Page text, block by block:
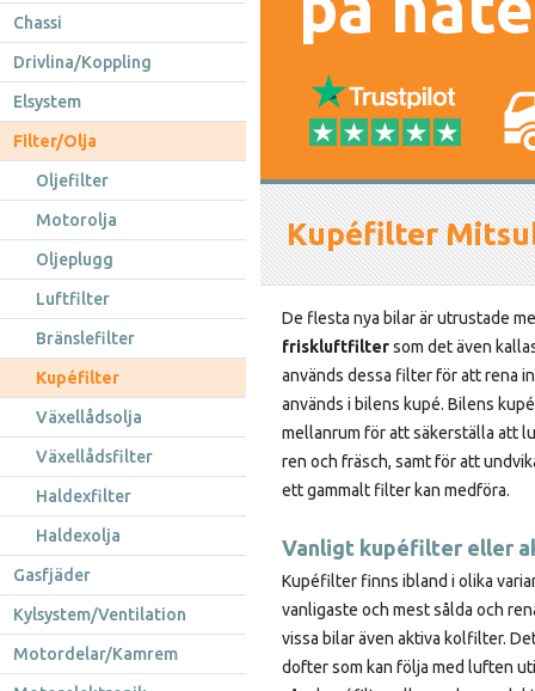
Chassi
Drivlina/Koppling
Elsystem
Filter/Olja
Oljefilter
Motorolja
Oljeplugg
Luftfilter
Bränslefilter
Kupéfilter
Växellådsolja
Växellådsfilter
Haldexfilter
Haldexolja
Gasfjäder
Kylsystem/Ventilation
Motordelar/Kamrem
Kupéfilter
De flesta nya bilar är utrustade
friskluftfiltersom det även
används dessa filter för att rena
används i bilens kupé. Bilens
mellanrum för att säkerställa att
ren och fräsch, samt för att
ett gammalt filter kan medföra.
Vanligt kupéfilter eller
Kupéfilter finns ibland i olika
vanligaste och mest sålda och
vissa bilar även aktiva kolfilter.
dofter som kan följa med luften